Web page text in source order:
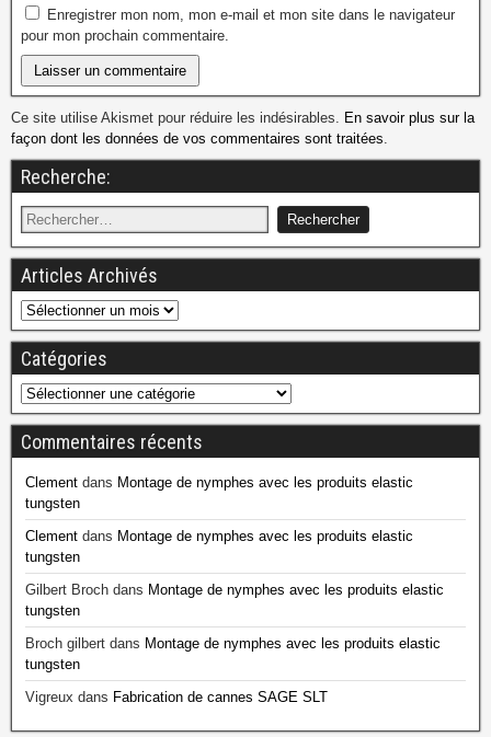
Enregistrer mon nom, mon e-mail et mon site dans le navigateur
pour mon prochain commentaire.
Ce site utilise Akismet pour réduire les indésirables. En savoir plus sur la
façon dont les données de vos commentaires sont traitées.
Recherche:
Articles Archivés
Catégories
Commentaires récents
Clement dans Montage de nymphes avec les produits elastic
tungsten
Clement dans Montage de nymphes avec les produits elastic
tungsten
Gilbert Broch dans Montage de nymphes avec les produits elastic
tungsten
Broch gilbert dans Montage de nymphes avec les produits elastic
tungsten
Vigreux dans Fabrication de cannes SAGE SLT